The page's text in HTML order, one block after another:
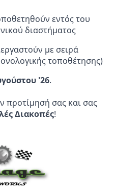
Point:
ΑΝΑΚΑΛΥΨΤΕ
εντός του
διαστήματος
με σειρά
τοποθέτησης)
'26.
προτίμησή σας και σας
Διακοπές!